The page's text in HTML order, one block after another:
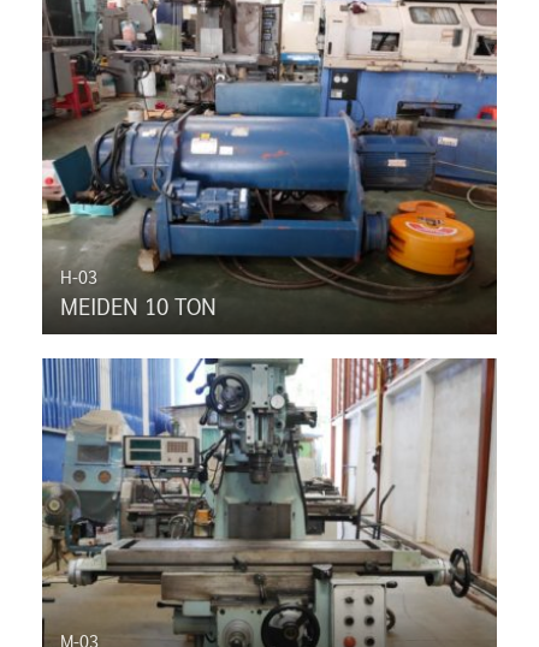
H-03
MEIDEN 10 TON
M-03